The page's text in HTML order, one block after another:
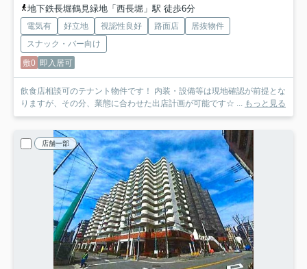
地下鉄長堀鶴見緑地「西長堀」駅 徒歩6分
電気有 好立地 視認性良好 路面店
居抜物件
スナック・バー向け
敷0 即入居可
飲食店相談可のテナント物件です！ 内装・設備等は現地確認が前提とな
りますが、その分、業態に合わせた出店計画が可能です☆ ... もっと見る
店舗一部